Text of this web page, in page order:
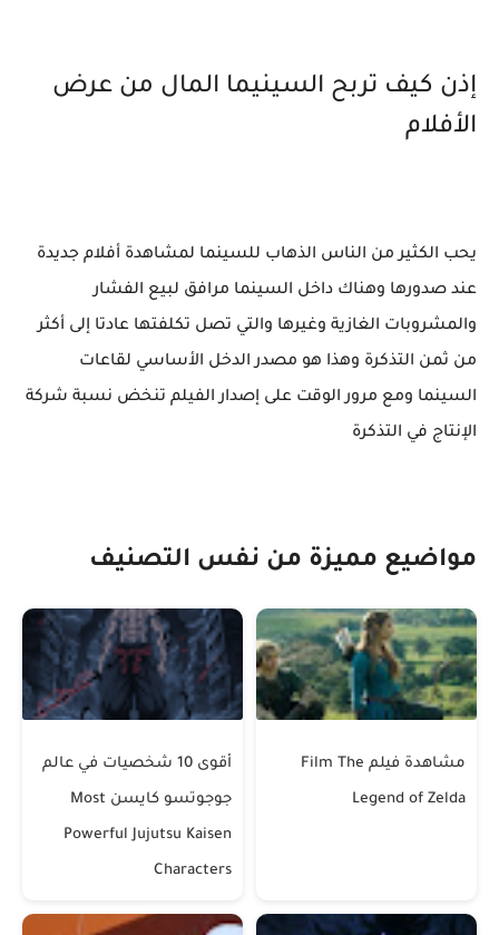
إذن كيف تربح السينيما المال من عرض
الأفلام
يحب الكثير من الناس الذهاب للسينما لمشاهدة أفلام جديدة
عند صدورها وهناك داخل السينما مرافق لبيع الفشار
والمشروبات الغازية وغيرها والتي تصل تكلفتها عادتا إلى أكثر
من ثمن التذكرة وهذا هو مصدر الدخل الأساسي لقاعات
السينما ومع مرور الوقت على إصدار الفيلم تنخض نسبة شركة
الإنتاج في التذكرة
مواضيع مميزة من نفس التصنيف
مشاهدة فيلم Film The
Legend of Zelda
أقوى 10 شخصيات في عالم
جوجوتسو كايسن Most
Powerful Jujutsu Kaisen
Characters